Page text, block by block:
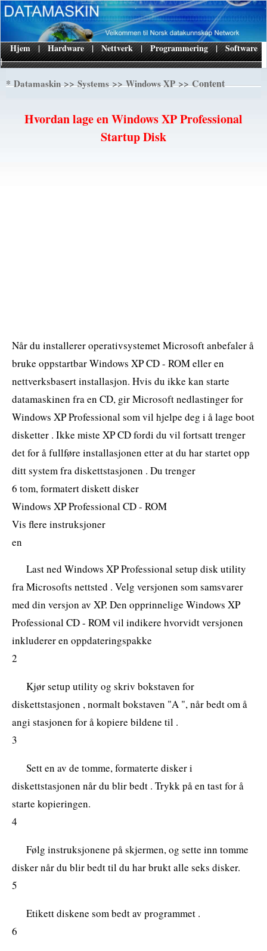
|
Hjem | Hardware | Nettverk | Programmering | Software
*Datamaskin>>Systems>>Windows XP>> Content
Hvordan lage en Windows XP Professional
Startup Disk
Når du installerer operativsystemet Microsoft anbefaler å
bruke oppstartbar Windows XP CD - ROM eller en
nettverksbasert installasjon. Hvis du ikke kan starte
datamaskinen fra en CD, gir Microsoft nedlastinger for
Windows XP Professional som vil hjelpe deg i å lage boot
disketter . Ikke miste XP CD fordi du vil fortsatt trenger
det for å fullføre installasjonen etter at du har startet opp
ditt system fra diskettstasjonen . Du trenger
6 tom, formatert diskett disker
Windows XP Professional CD - ROM
Vis flere instruksjoner
en
Last ned Windows XP Professional setup disk utility
fra Microsofts nettsted . Velg versjonen som samsvarer
med din versjon av XP. Den opprinnelige Windows XP
Professional CD - ROM vil indikere hvorvidt versjonen
inkluderer en oppdateringspakke
2
Kjør setup utility og skriv bokstaven for
diskettstasjonen , normalt bokstaven "A ", når bedt om å
angi stasjonen for å kopiere bildene til .
3
Sett en av de tomme, formaterte disker i
diskettstasjonen når du blir bedt . Trykk på en tast for å
starte kopieringen.
4
Følg instruksjonene på skjermen, og sette inn tomme
disker når du blir bedt til du har brukt alle seks disker.
5
Etikett diskene som bedt av programmet .
6